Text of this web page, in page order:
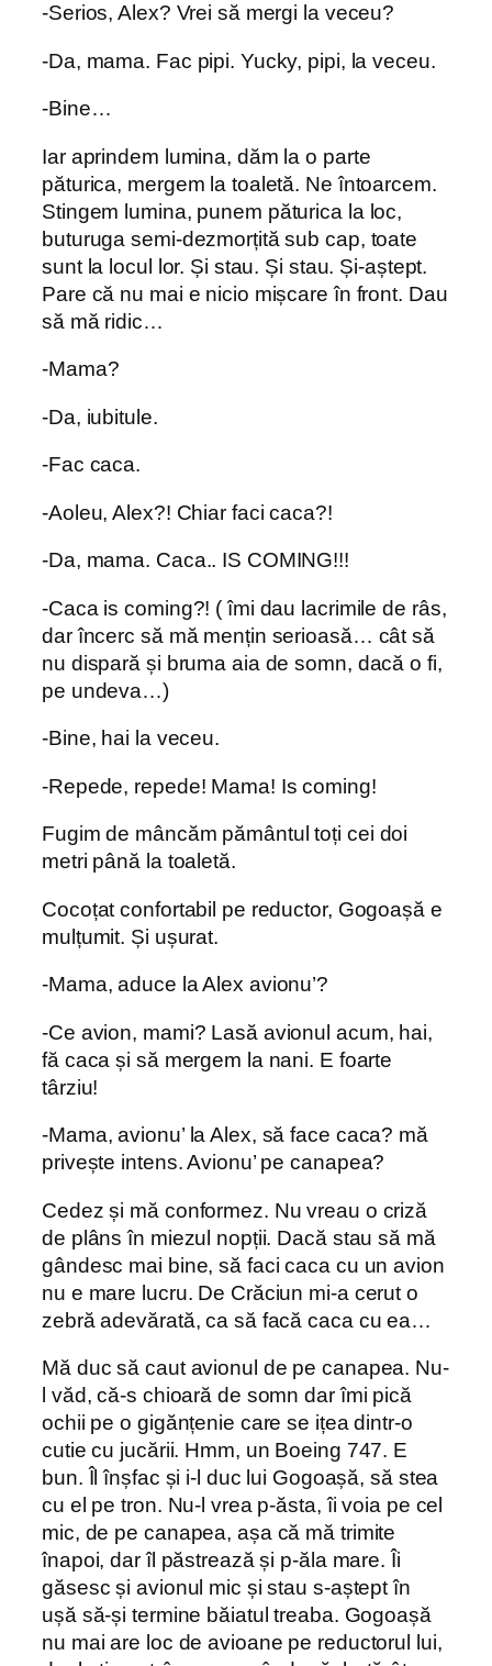
-Serios, Alex? Vrei să mergi la veceu?
-Da, mama. Fac pipi. Yucky, pipi, la veceu.
-Bine…
Iar aprindem lumina, dăm la o parte
păturica, mergem la toaletă. Ne întoarcem.
Stingem lumina, punem păturica la loc,
buturuga semi-dezmorțită sub cap, toate
sunt la locul lor. Și stau. Și stau. Și-aștept.
Pare că nu mai e nicio mișcare în front. Dau
să mă ridic…
-Mama?
-Da, iubitule.
-Fac caca.
-Aoleu, Alex?! Chiar faci caca?!
-Da, mama. Caca.. IS COMING!!!
-Caca is coming?! ( îmi dau lacrimile de râs,
dar încerc să mă mențin serioasă… cât să
nu dispară și bruma aia de somn, dacă o fi,
pe undeva…)
-Bine, hai la veceu.
-Repede, repede! Mama! Is coming!
Fugim de mâncăm pământul toți cei doi
metri până la toaletă.
Cocoțat confortabil pe reductor, Gogoașă e
mulțumit. Și ușurat.
-Mama, aduce la Alex avionu’?
-Ce avion, mami? Lasă avionul acum, hai,
fă caca și să mergem la nani. E foarte
târziu!
-Mama, avionu’ la Alex, să face caca? mă
privește intens. Avionu’ pe canapea?
Cedez și mă conformez. Nu vreau o criză
de plâns în miezul nopții. Dacă stau să mă
gândesc mai bine, să faci caca cu un avion
nu e mare lucru. De Crăciun mi-a cerut o
zebră adevărată, ca să facă caca cu ea…
Mă duc să caut avionul de pe canapea. Nu-
l văd, că-s chioară de somn dar îmi pică
ochii pe o gigănțenie care se ițea dintr-o
cutie cu jucării. Hmm, un Boeing 747. E
bun. Îl înșfac și i-l duc lui Gogoașă, să stea
cu el pe tron. Nu-l vrea p-ăsta, îi voia pe cel
mic, de pe canapea, așa că mă trimite
înapoi, dar îl păstrează și p-ăla mare. Îi
găsesc și avionul mic și stau s-aștept în
ușă să-și termine băiatul treaba. Gogoașă
nu mai are loc de avioane pe reductorul lui,